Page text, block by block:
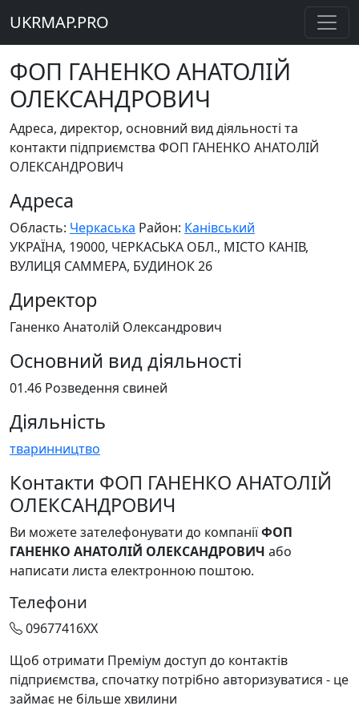
UKRMAP.PRO
ФОП ГАНЕНКО АНАТОЛІЙ
ОЛЕКСАНДРОВИЧ
Адреса, директор, основний вид діяльності та
контакти підприємства ФОП ГАНЕНКО АНАТОЛІЙ
ОЛЕКСАНДРОВИЧ
Адреса
Область: Черкаська Район: Канівський
УКРАЇНА, 19000, ЧЕРКАСЬКА ОБЛ., МІСТО КАНІВ,
ВУЛИЦЯ САММЕРА, БУДИНОК 26
Директор
Ганенко Анатолій Олександрович
Основний вид діяльності
01.46 Розведення свиней
Діяльність
тваринництво
Контакти ФОП ГАНЕНКО АНАТОЛІЙ
ОЛЕКСАНДРОВИЧ
Ви можете зателефонувати до компаніїФОП
ГАНЕНКО АНАТОЛІЙ ОЛЕКСАНДРОВИЧ або
написати листа електронною поштою.
Телефони
09677416XX
Щоб отримати Преміум доступ до контактів
підприємства, спочатку потрібно авторизуватися - це
займає не більше хвилини